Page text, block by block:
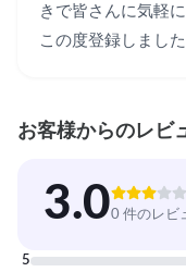
きで皆さんに気軽
この度登録しました
お客様からのレビ
3.00 件のレビ
5